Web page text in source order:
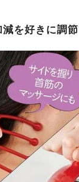
を好きに調節